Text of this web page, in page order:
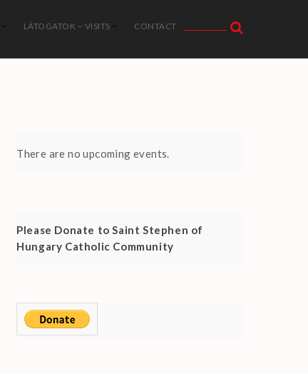
LÁTOGATOK – VISITS CONTACT
There are no upcoming events.
Please Donate to Saint Stephen of
Hungary Catholic Community